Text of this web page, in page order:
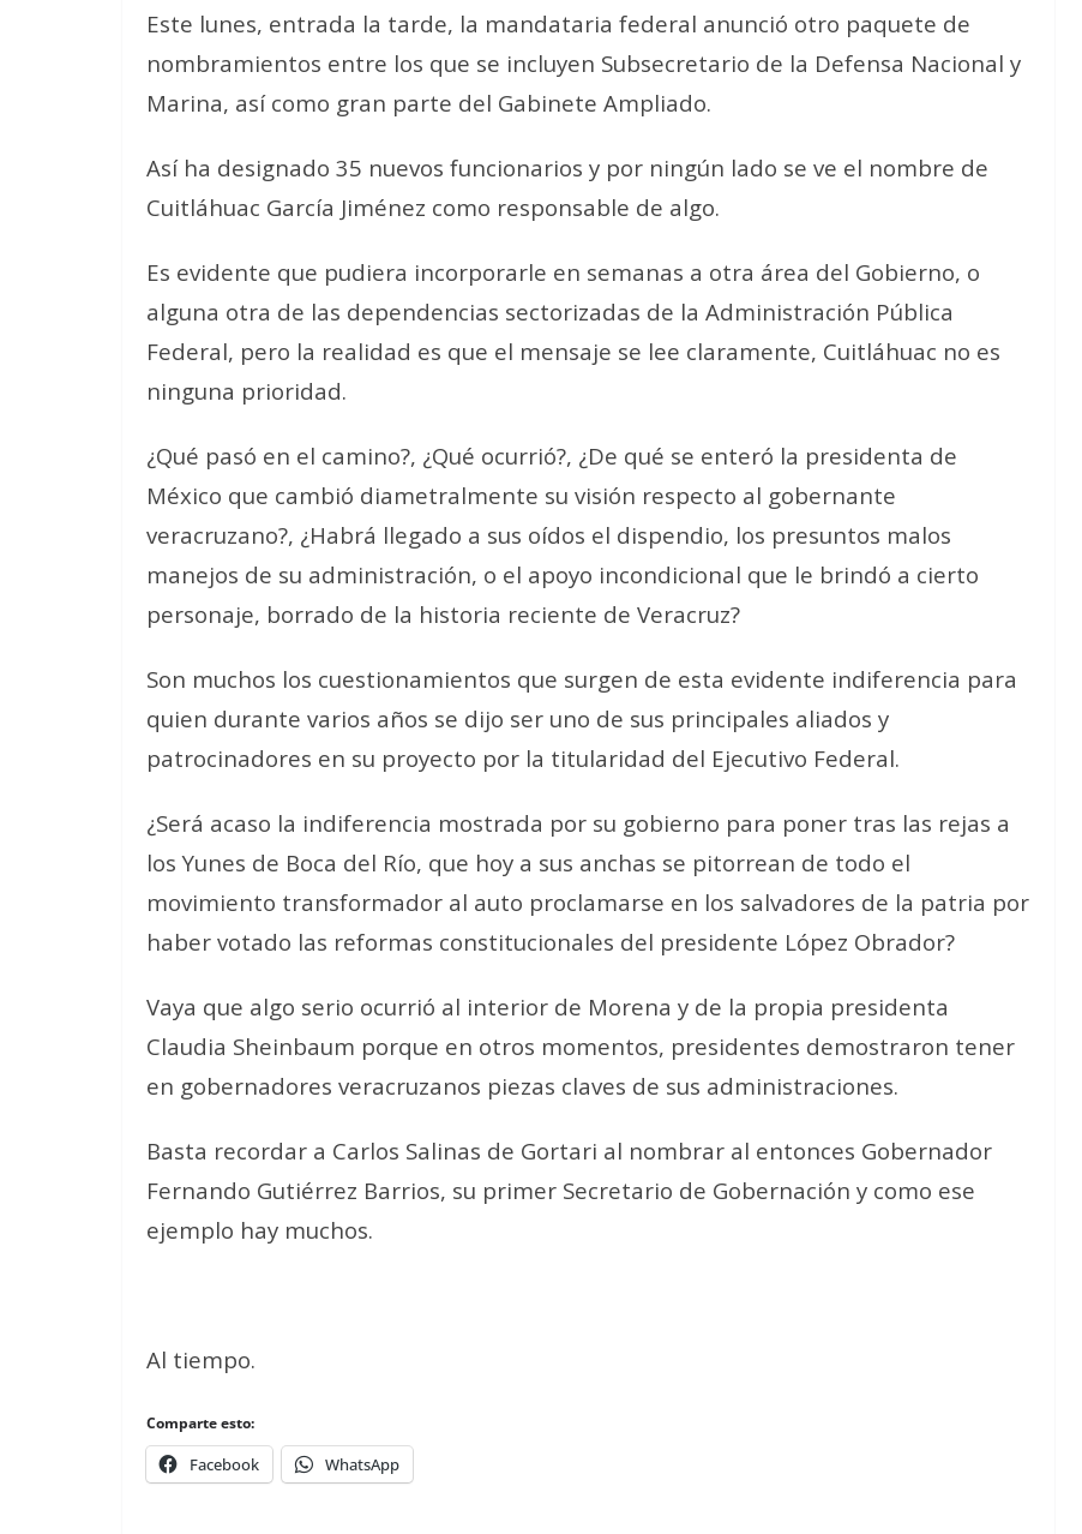
Este lunes, entrada la tarde, la mandataria federal anunció otro paquete de
nombramientos entre los que se incluyen Subsecretario de la Defensa Nacional y
Marina, así como gran parte del Gabinete Ampliado.
Así ha designado 35 nuevos funcionarios y por ningún lado se ve el nombre de
Cuitláhuac García Jiménez como responsable de algo.
Es evidente que pudiera incorporarle en semanas a otra área del Gobierno, o
alguna otra de las dependencias sectorizadas de la Administración Pública
Federal, pero la realidad es que el mensaje se lee claramente, Cuitláhuac no es
ninguna prioridad.
¿Qué pasó en el camino?, ¿Qué ocurrió?, ¿De qué se enteró la presidenta de
México que cambió diametralmente su visión respecto al gobernante
veracruzano?, ¿Habrá llegado a sus oídos el dispendio, los presuntos malos
manejos de su administración, o el apoyo incondicional que le brindó a cierto
personaje, borrado de la historia reciente de Veracruz?
Son muchos los cuestionamientos que surgen de esta evidente indiferencia para
quien durante varios años se dijo ser uno de sus principales aliados y
patrocinadores en su proyecto por la titularidad del Ejecutivo Federal.
¿Será acaso la indiferencia mostrada por su gobierno para poner tras las rejas a
los Yunes de Boca del Río, que hoy a sus anchas se pitorrean de todo el
movimiento transformador al auto proclamarse en los salvadores de la patria por
haber votado las reformas constitucionales del presidente López Obrador?
Vaya que algo serio ocurrió al interior de Morena y de la propia presidenta
Claudia Sheinbaum porque en otros momentos, presidentes demostraron tener
en gobernadores veracruzanos piezas claves de sus administraciones.
Basta recordar a Carlos Salinas de Gortari al nombrar al entonces Gobernador
Fernando Gutiérrez Barrios, su primer Secretario de Gobernación y como ese
ejemplo hay muchos.
Al tiempo.
Comparte esto:
Facebook WhatsApp